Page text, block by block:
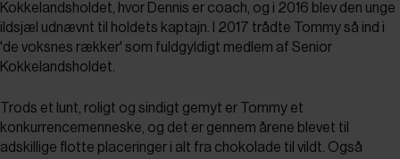
Kokkelandsholdet, hvor Dennis er coach, og i 2016 blev den unge
ildsjæl udnævnt til holdets kaptajn. I 2017 trådte Tommy så ind i
'de voksnes rækker' som fuldgyldigt medlem af Senior
Kokkelandsholdet.
Trods et lunt, roligt og sindigt gemyt er Tommy et
konkurrencemenneske, og det er gennem årene blevet til
adskillige flotte placeringer i alt fra chokolade til vildt. Også